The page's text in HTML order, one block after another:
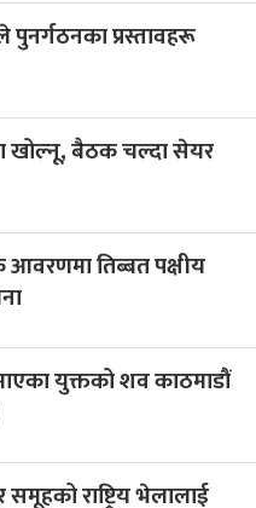
प्रस्तावहरू
खोल्नू, बैठक चल्दा सेयर
आवरणमा तिब्बत पक्षीय
युक्तको शव काठमाडौं
राष्ट्रिय भेलालाई